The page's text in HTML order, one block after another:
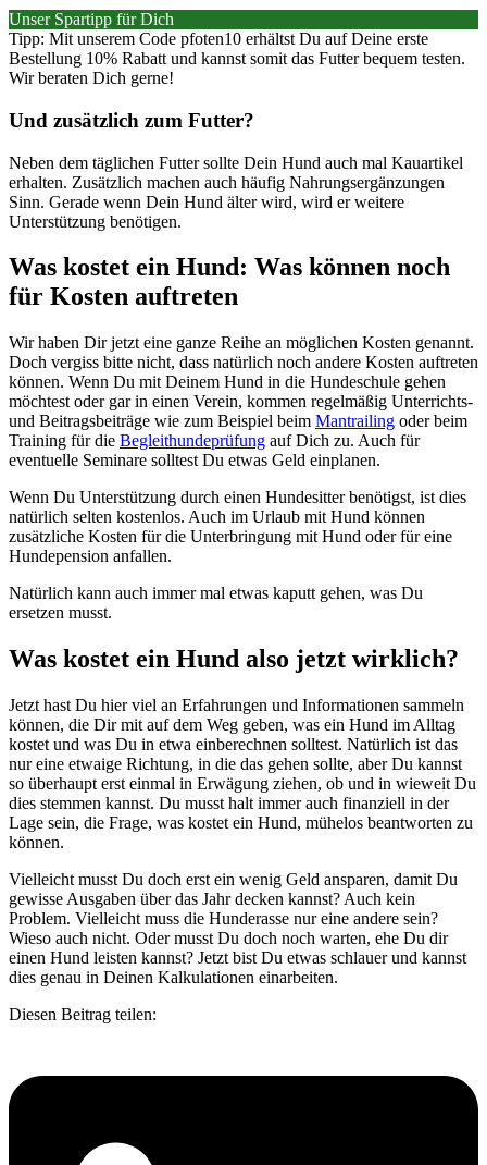
Unser Spartipp für Dich
Tipp: Mit unserem Code pfoten10 erhältst Du auf Deine erste
Bestellung 10% Rabatt und kannst somit das Futter bequem testen.
Wir beraten Dich gerne!
Und zusätzlich zum Futter?
Neben dem täglichen Futter sollte Dein Hund auch mal Kauartikel
erhalten. Zusätzlich machen auch häufig Nahrungsergänzungen
Sinn. Gerade wenn Dein Hund älter wird, wird er weitere
Unterstützung benötigen.
Was kostet ein Hund: Was können noch
für Kosten auftreten
Wir haben Dir jetzt eine ganze Reihe an möglichen Kosten genannt.
Doch vergiss bitte nicht, dass natürlich noch andere Kosten auftreten
können. Wenn Du mit Deinem Hund in die Hundeschule gehen
möchtest oder gar in einen Verein, kommen regelmäßig Unterrichts-
und Beitragsbeiträge wie zum Beispiel beim Mantrailing oder beim
Training für die Begleithundeprüfung auf Dich zu. Auch für
eventuelle Seminare solltest Du etwas Geld einplanen.
Wenn Du Unterstützung durch einen Hundesitter benötigst, ist dies
natürlich selten kostenlos. Auch im Urlaub mit Hund können
zusätzliche Kosten für die Unterbringung mit Hund oder für eine
Hundepension anfallen.
Natürlich kann auch immer mal etwas kaputt gehen, was Du
ersetzen musst.
Was kostet ein Hund also jetzt wirklich?
Jetzt hast Du hier viel an Erfahrungen und Informationen sammeln
können, die Dir mit auf dem Weg geben, was ein Hund im Alltag
kostet und was Du in etwa einberechnen solltest. Natürlich ist das
nur eine etwaige Richtung, in die das gehen sollte, aber Du kannst
so überhaupt erst einmal in Erwägung ziehen, ob und in wieweit Du
dies stemmen kannst. Du musst halt immer auch finanziell in der
Lage sein, die Frage, was kostet ein Hund, mühelos beantworten zu
können.
Vielleicht musst Du doch erst ein wenig Geld ansparen, damit Du
gewisse Ausgaben über das Jahr decken kannst? Auch kein
Problem. Vielleicht muss die Hunderasse nur eine andere sein?
Wieso auch nicht. Oder musst Du doch noch warten, ehe Du dir
einen Hund leisten kannst? Jetzt bist Du etwas schlauer und kannst
dies genau in Deinen Kalkulationen einarbeiten.
Diesen Beitrag teilen: